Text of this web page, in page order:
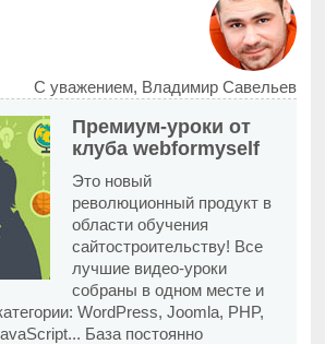
С уважением, Владимир Савельев
Премиум-уроки от
клуба webformyself
Это новый
революционный продукт в
области обучения
сайтостроительству! Все
лучшие видео-уроки
собраны в одном месте и
WordPress, Joomla, PHP,
База постоянно